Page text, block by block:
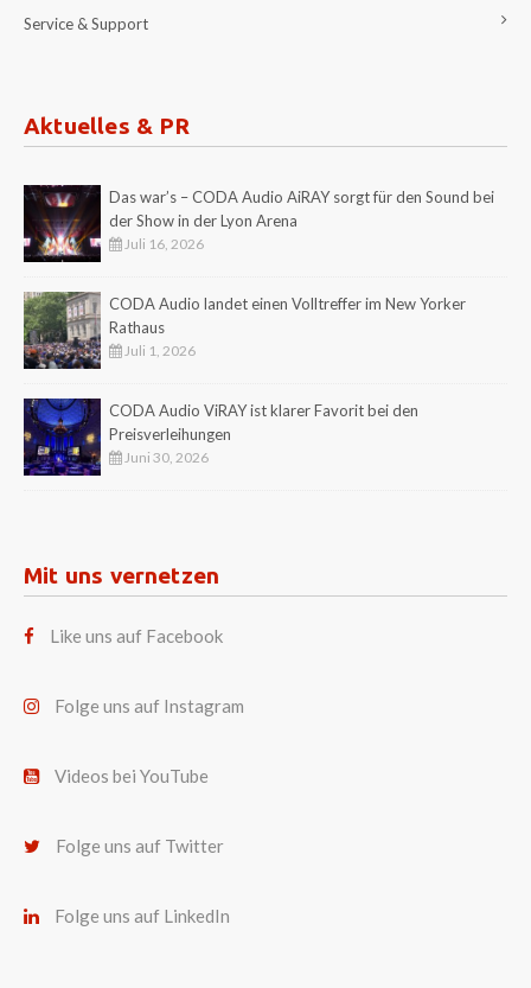
Service & Support
Aktuelles & PR
Das war’s – CODA Audio AiRAY sorgt für den Sound bei
der Show in der Lyon Arena
Juli 16, 2026
CODA Audio landet einen Volltreffer im New Yorker
Rathaus
Juli 1, 2026
CODA Audio ViRAY ist klarer Favorit bei den
Preisverleihungen
Juni 30, 2026
Mit uns vernetzen
Like uns auf Facebook
Folge uns auf Instagram
Videos bei YouTube
Folge uns auf Twitter
Folge uns auf LinkedIn